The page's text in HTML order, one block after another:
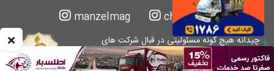
chidaneh
manzelmag
چیدانه هیچ گونه مسئولیتی در قبال شرکت های
معرفی شده ندارد.
قبل از اقدام به خرید کالا یا خدمات اطمینان کافی را